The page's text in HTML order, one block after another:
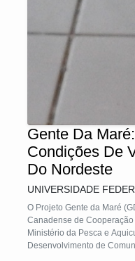
Gente Da
Condições De
Do Nordeste
UNIVERSIDADE
O Projeto Gente da Maré
Canadense de
Ministério da Pesca e
Desenvolvimento de